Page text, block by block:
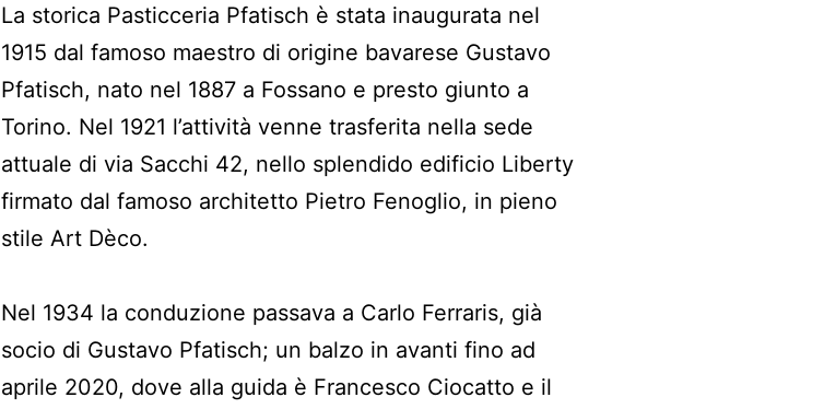
La storica Pasticceria Pfatisch è stata inaugurata nel
1915 dal famoso maestro di origine bavarese Gustavo
Pfatisch, nato nel 1887 a Fossano e presto giunto a
Torino. Nel 1921 l’attività venne trasferita nella sede
attuale di via Sacchi 42, nello splendido edificio Liberty
firmato dal famoso architetto Pietro Fenoglio, in pieno
stile Art Dèco.
Nel 1934 la conduzione passava a Carlo Ferraris, già
socio di Gustavo Pfatisch; un balzo in avanti fino ad
aprile 2020, dove alla guida è Francesco Ciocatto e il